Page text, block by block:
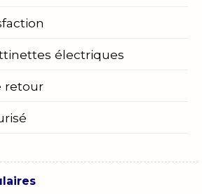
électriques
retour